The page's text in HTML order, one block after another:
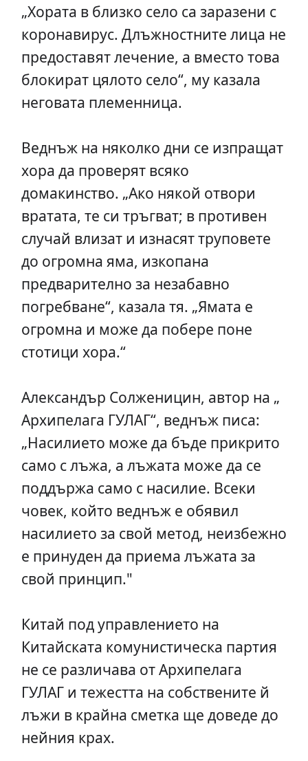
„Хората в близко село са заразени с
коронавирус. Длъжностните лица не
предоставят лечение, а вместо това
блокират цялото село“, му казала
неговата племенница.
Веднъж на няколко дни се изпращат
хора да проверят всяко
домакинство. „Ако някой отвори
вратата, те си тръгват; в противен
случай влизат и изнасят труповете
до огромна яма, изкопана
предварително за незабавно
погребване“, казала тя. „Ямата е
огромна и може да побере поне
стотици хора.“
Александър Солженицин, автор на „
Архипелага ГУЛАГ“, веднъж писа:
„Насилието може да бъде прикрито
само с лъжа, а лъжата може да се
поддържа само с насилие. Всеки
човек, който веднъж е обявил
насилието за свой метод, неизбежно
е принуден да приема лъжата за
свой принцип."
Китай под управлението на
Китайската комунистическа партия
не се различава от Архипелага
ГУЛАГ и тежестта на собствените й
лъжи в крайна сметка ще доведе до
нейния крах.